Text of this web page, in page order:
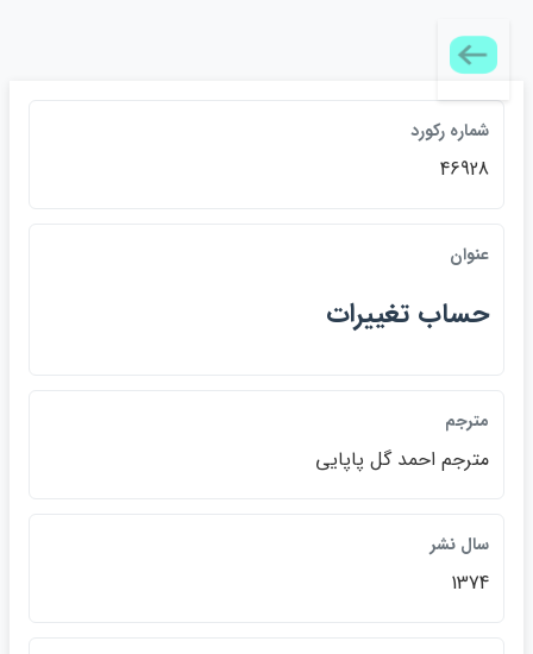
شماره ركورد
46928
عنوان
حساب تغييرات
مترجم
مترجم احمد گل پاپايي
سال نشر
1374